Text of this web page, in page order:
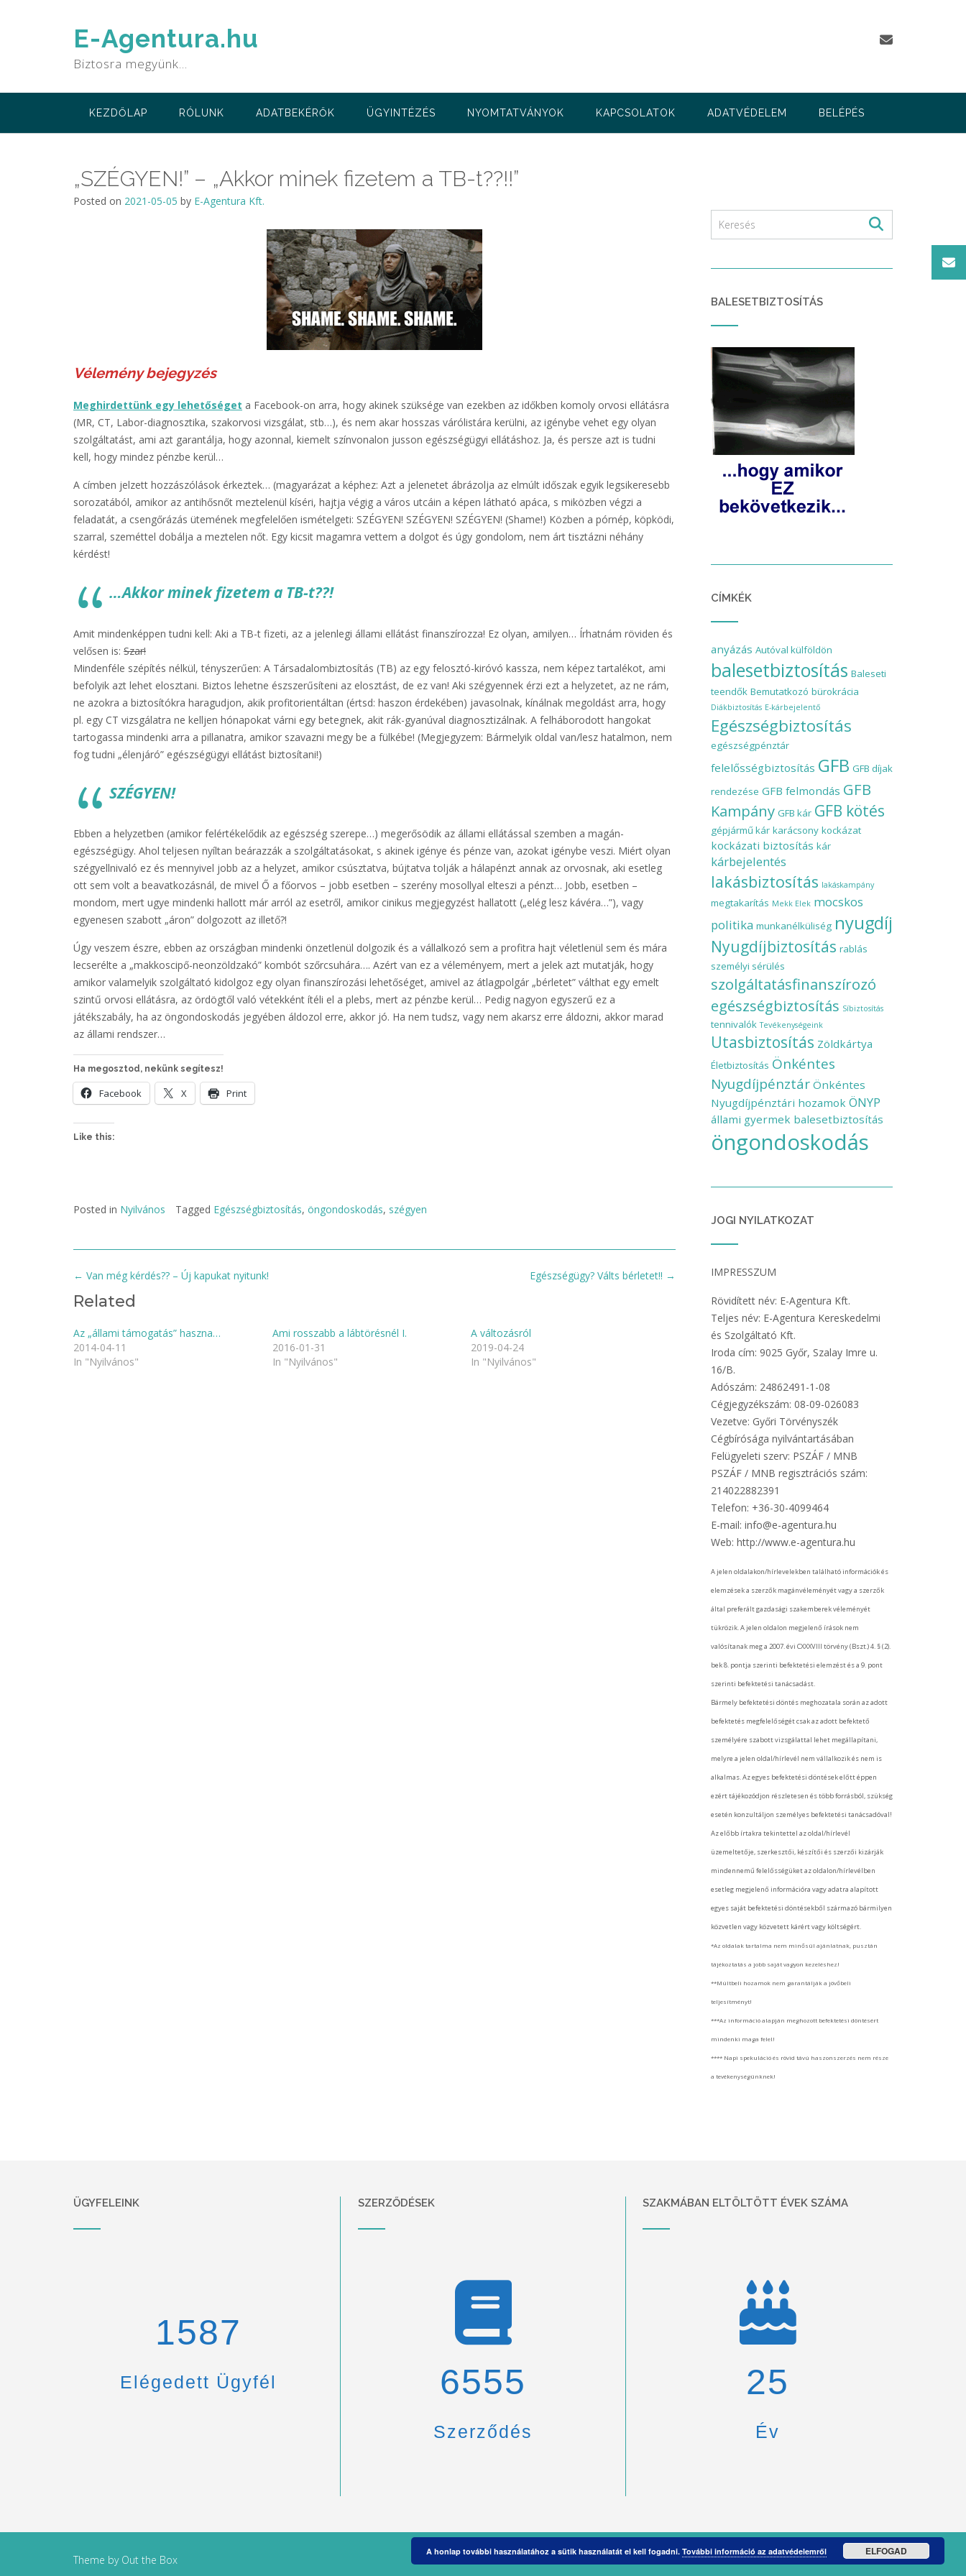
E-Agentura.hu
Biztosra megyünk…
KEZDŐLAP RÓLUNK ADATBEKÉRŐK ÜGYINTÉZÉS NYOMTATVÁNYOK KAPCSOLATOK ADATVÉDELEM BELÉPÉS
„SZÉGYEN!” – „Akkor minek fizetem a TB-t??!!”
Posted on 2021-05-05 by E-Agentura Kft.
Vélemény bejegyzés
Meghirdettünk egy lehetőséget a Facebook-on arra, hogy akinek szüksége van ezekben az időkben komoly orvosi ellátásra
(MR, CT, Labor-diagnosztika, szakorvosi vizsgálat, stb…), és nem akar hosszas várólistára kerülni, az igénybe vehet egy olyan
szolgáltatást, ami azt garantálja, hogy azonnal, kiemelt színvonalon jusson egészségügyi ellátáshoz. Ja, és persze azt is tudni
kell, hogy mindez pénzbe kerül…
A címben jelzett hozzászólások érkeztek… (magyarázat a képhez: Azt a jelenetet ábrázolja az elmúlt időszak egyik legsikeresebb
sorozatából, amikor az antihősnőt meztelenül kíséri, hajtja végig a város utcáin a képen látható apáca, s miközben végzi a
feladatát, a csengőrázás ütemének megfelelően ismételgeti: SZÉGYEN! SZÉGYEN! SZÉGYEN! (Shame!) Közben a pórnép, köpködi,
szarral, szeméttel dobálja a meztelen nőt. Egy kicsit magamra vettem a dolgot és úgy gondolom, nem árt tisztázni néhány
kérdést!
…Akkor minek fizetem a TB-t??!
Amit mindenképpen tudni kell: Aki a TB-t fizeti, az a jelenlegi állami ellátást finanszírozza! Ez olyan, amilyen… Írhatnám röviden és
velősen is: Szar!
Mindenféle szépítés nélkül, tényszerűen: A Társadalombiztosítás (TB) az egy felosztó-kiróvó kassza, nem képez tartalékot, ami
befolyik azt lehet elosztani. Biztos lehetne észszerűsíteni az elosztást, de ez van! Aki szégyennek érzi ezt a helyzetet, az ne rám,
ne azokra a biztosítókra haragudjon, akik profitorientáltan (értsd: haszon érdekében) javasolnak, kínálnak megoldást arra, hogy
pl. egy CT vizsgálatra ne kelljen hónapokat várni egy betegnek, akit rák-gyanúval diagnosztizálnak. A felháborodott hangokat
tartogassa mindenki arra a pillanatra, amikor szavazni megy be a fülkébe! (Megjegyzem: Bármelyik oldal van/lesz hatalmon, nem
fog tudni „élenjáró” egészségügyi ellátást biztosítani!)
SZÉGYEN!
Ebben a helyzetben (amikor felértékelődik az egészség szerepe…) megerősödik az állami ellátással szemben a magán-
egészségügy. Ahol teljesen nyíltan beárazzák a szolgáltatásokat, s akinek igénye és pénze van, azokat igénybe veszi. Miért olyan
szégyellnivaló ez és mennyivel jobb az a helyzet, amikor csúsztatva, bújtatva tolják a hálapénzt annak az orvosnak, aki esetleg
ott sem volt a beavatkozásnál, de mivel Ő a főorvos – jobb esetben – szerény mosollyal elteszi a pénzt… Jobb, esetben –
mondom, mert ugye mindenki hallott már arról az esetről, amikor cinikus megjegyzést hallatott („elég lesz kávéra…”), vagy
egyenesen szabott „áron” dolgozott az illető?!
Úgy veszem észre, ebben az országban mindenki önzetlenül dolgozik és a vállalkozó sem a profitra hajt véletlenül sem és mára
lecserélte a „makkoscipő-neonzöldzakó” kombót szőrcsuhára…. Azért van ez a véleményem, mert a jelek azt mutatják, hogy
amikor valamelyik szolgáltató kidolgoz egy olyan finanszírozási lehetőséget, amivel az átlagpolgár „bérletet” válthat egy emelt
szintű orvosi ellátásra, az ördögtől való vétekként ítéli el a plebs, mert az pénzbe kerül… Pedig nagyon egyszerű ez a
játékszabály, ha az öngondoskodás jegyében áldozol erre, akkor jó. Ha nem tudsz, vagy nem akarsz erre áldozni, akkor marad
az állami rendszer…
Ha megosztod, nekünk segítesz!
Facebook X Print
Like this:
Posted in Nyilvános Tagged Egészségbiztosítás, öngondoskodás, szégyen
Post
Egészségügy? Válts bérletet!! →
← Van még kérdés?? – Új kapukat nyitunk!
Related
Az „állami támogatás” haszna…
2014-04-11
In "Nyilvános"
Ami rosszabb a lábtörésnél I.
2016-01-31
In "Nyilvános"
A változásról
2019-04-24
In "Nyilvános"
BALESETBIZTOSÍTÁS
CÍMKÉK
anyázás Autóval külföldön
balesetbiztosítás Baleseti
teendők Bemutatkozó bürokrácia
Diákbiztosítás E-kárbejelentő
Egészségbiztosítás
egészségpénztár
felelősségbiztosítás GFB GFB díjak
rendezése GFB felmondás GFB
Kampány GFB kár GFB kötés
gépjármű kár karácsony kockázat
kockázati biztosítás kár
kárbejelentés
lakásbiztosítás lakáskampány
megtakarítás Mekk Elek mocskos
politika munkanélküliség nyugdíj
Nyugdíjbiztosítás rablás
személyi sérülés
szolgáltatásfinanszírozó
egészségbiztosítás Síbiztosítás
tennivalók Tevékenységeink
Utasbiztosítás Zöldkártya
Életbiztosítás Önkéntes
Nyugdíjpénztár Önkéntes
Nyugdíjpénztári hozamok ÖNYP
állami gyermek balesetbiztosítás
öngondoskodás
JOGI NYILATKOZAT
IMPRESSZUM
Rövidített név: E-Agentura Kft.
Teljes név: E-Agentura Kereskedelmi
és Szolgáltató Kft.
Iroda cím: 9025 Győr, Szalay Imre u.
16/B.
Adószám: 24862491-1-08
Cégjegyzékszám: 08-09-026083
Vezetve: Győri Törvényszék
Cégbírósága nyilvántartásában
Felügyeleti szerv: PSZÁF / MNB
PSZÁF / MNB regisztrációs szám:
214022882391
Telefon: +36-30-4099464
E-mail: info@e-agentura.hu
Web: http://www.e-agentura.hu
A jelen oldalakon/hírlevelekben található információk és
elemzések a szerzők magánvéleményét vagy a szerzők
által preferált gazdasági szakemberek véleményét
tükrözik. A jelen oldalon megjelenő írások nem
valósítanak meg a 2007. évi CXXXVIII törvény (Bszt.) 4. § (2).
bek 8. pontja szerinti befektetési elemzést és a 9. pont
szerinti befektetési tanácsadást.
Bármely befektetési döntés meghozatala során az adott
befektetés megfelelőségét csak az adott befektető
személyére szabott vizsgálattal lehet megállapítani,
melyre a jelen oldal/hírlevél nem vállalkozik és nem is
alkalmas. Az egyes befektetési döntések előtt éppen
ezért tájékozódjon részletesen és több forrásból, szükség
esetén konzultáljon személyes befektetési tanácsadóval!
Az előbb írtakra tekintettel az oldal/hírlevél
üzemeltetője, szerkesztői, készítői és szerzői kizárják
mindennemű felelősségüket az oldalon/hírlevélben
esetleg megjelenő információra vagy adatra alapított
egyes saját befektetési döntésekből származó bármilyen
közvetlen vagy közvetett kárért vagy költségért.
*Az oldalak tartalma nem minősül ajánlatnak, pusztán
tájékoztatás a jobb saját vagyon kezeléshez!
**Múltbeli hozamok nem garantálják a jövőbeli
teljesítményt!
***Az információ alapján meghozott befektetési döntésért
mindenki maga felel!
**** Napi spekuláció és rövid távú haszonszerzés nem része
a tevékenységünknek!
ÜGYFELEINK
1670
Elégedett Ügyfél
SZERZŐDÉSEK
6900
Szerződés
SZAKMÁBAN ELTÖLTÖTT ÉVEK SZÁMA
26
Év
Theme by Out the Box
A honlap további használatához a sütik használatát el kell fogadni. További információ az adatvédelemről ELFOGAD